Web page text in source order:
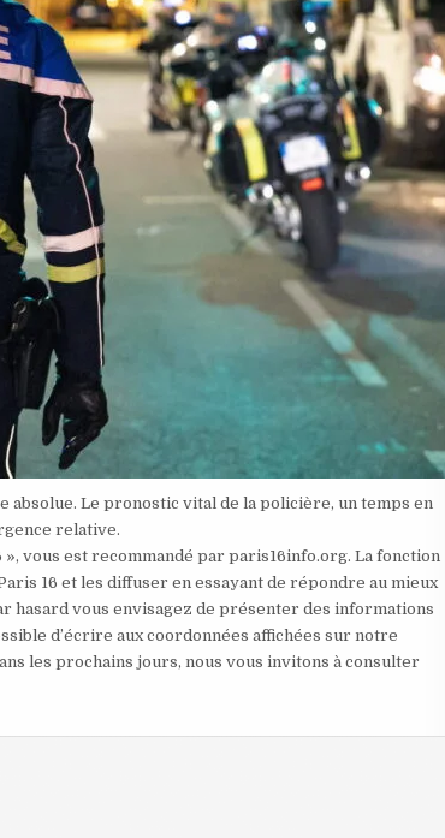
absolue. Le pronostic vital de la policière, un temps en
relative.
vous est recommandé par paris16info.org. La fonction
16 et les diffuser en essayant de répondre au mieux
hasard vous envisagez de présenter des informations
d’écrire aux coordonnées affichées sur notre
les prochains jours, nous vous invitons à consulter